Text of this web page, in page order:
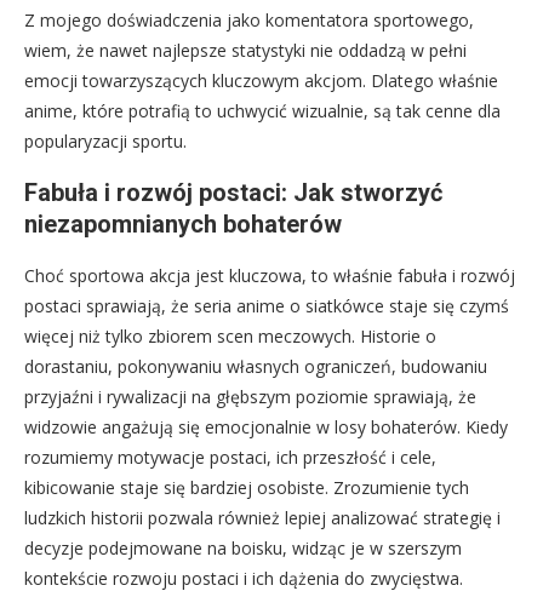
Z mojego doświadczenia jako komentatora sportowego,
wiem, że nawet najlepsze statystyki nie oddadzą w pełni
emocji towarzyszących kluczowym akcjom. Dlatego właśnie
anime, które potrafią to uchwycić wizualnie, są tak cenne dla
popularyzacji sportu.
Fabuła i rozwój postaci: Jak stworzyć
niezapomnianych bohaterów
Choć sportowa akcja jest kluczowa, to właśnie fabuła i rozwój
postaci sprawiają, że seria anime o siatkówce staje się czymś
więcej niż tylko zbiorem scen meczowych. Historie o
dorastaniu, pokonywaniu własnych ograniczeń, budowaniu
przyjaźni i rywalizacji na głębszym poziomie sprawiają, że
widzowie angażują się emocjonalnie w losy bohaterów. Kiedy
rozumiemy motywacje postaci, ich przeszłość i cele,
kibicowanie staje się bardziej osobiste. Zrozumienie tych
ludzkich historii pozwala również lepiej analizować strategię i
decyzje podejmowane na boisku, widząc je w szerszym
kontekście rozwoju postaci i ich dążenia do zwycięstwa.